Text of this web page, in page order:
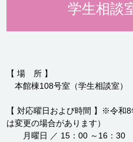
学生相談
【 場 所 】
本館棟108号室（学生相談室）
【 対応曜日および時間 】※令和
は変更の場合があります）
月曜日 ／ 15：00 ～16：30